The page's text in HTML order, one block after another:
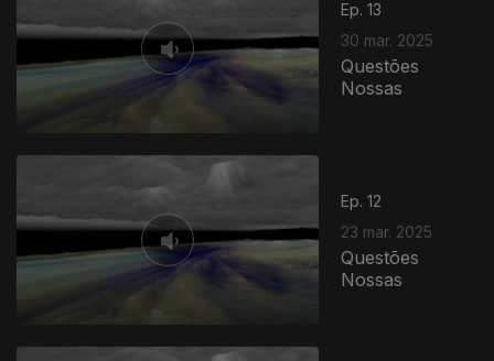
Ep. 13
30 mar. 2025
Questões
Nossas
Ep. 12
23 mar. 2025
Questões
Nossas